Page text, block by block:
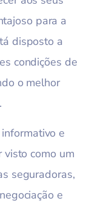
para a
disposto a
condições de
o melhor
e
visto como um
seguradoras,
negociação e